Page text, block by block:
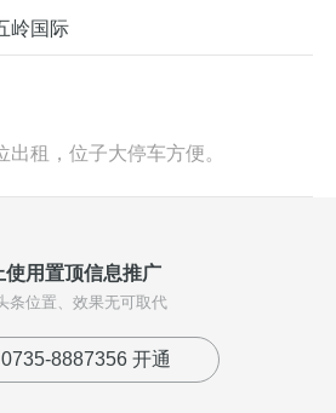
岭国际
租，位子大停车方便。
使用置顶信息推广
条位置、效果无可取代
8887356 开通